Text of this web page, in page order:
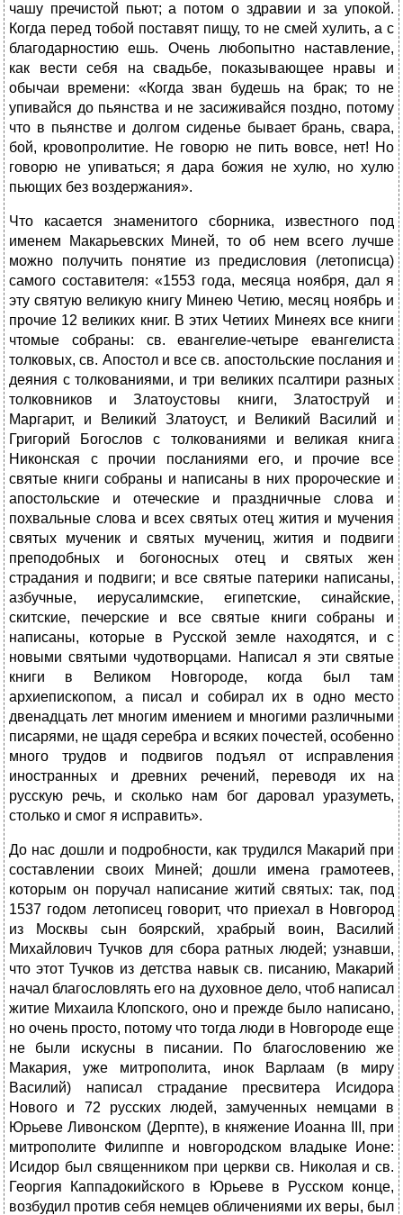
чашу пречистой пьют; а потом о здравии и за упокой.
Когда перед тобой поставят пищу, то не смей хулить, а с
благодарностию ешь. Очень любопытно наставление,
как вести себя на свадьбе, показывающее нравы и
обычаи времени: «Когда зван будешь на брак; то не
упивайся до пьянства и не засиживайся поздно, потому
что в пьянстве и долгом сиденье бывает брань, свара,
бой, кровопролитие. Не говорю не пить вовсе, нет! Но
говорю не упиваться; я дара божия не хулю, но хулю
пьющих без воздержания».
Что касается знаменитого сборника, известного под
именем Макарьевских Миней, то об нем всего лучше
можно получить понятие из предисловия (летописца)
самого составителя: «1553 года, месяца ноября, дал я
эту святую великую книгу Минею Четию, месяц ноябрь и
прочие 12 великих книг. В этих Четиих Минеях все книги
чтомые собраны: св. евангелие-четыре евангелиста
толковых, св. Апостол и все св. апостольские послания и
деяния с толкованиями, и три великих псалтири разных
толковников и Златоустовы книги, Златоструй и
Маргарит, и Великий Златоуст, и Великий Василий и
Григорий Богослов с толкованиями и великая книга
Никонская с прочии посланиями его, и прочие все
святые книги собраны и написаны в них пророческие и
апостольские и отеческие и праздничные слова и
похвальные слова и всех святых отец жития и мучения
святых мученик и святых мучениц, жития и подвиги
преподобных и богоносных отец и святых жен
страдания и подвиги; и все святые патерики написаны,
азбучные, иерусалимские, египетские, синайские,
скитские, печерские и все святые книги собраны и
написаны, которые в Русской земле находятся, и с
новыми святыми чудотворцами. Написал я эти святые
книги в Великом Новгороде, когда был там
архиепископом, а писал и собирал их в одно место
двенадцать лет многим имением и многими различными
писарями, не щадя серебра и всяких почестей, особенно
много трудов и подвигов подъял от исправления
иностранных и древних речений, переводя их на
русскую речь, и сколько нам бог даровал уразуметь,
столько и смог я исправить».
До нас дошли и подробности, как трудился Макарий при
составлении своих Миней; дошли имена грамотеев,
которым он поручал написание житий святых: так, под
1537 годом летописец говорит, что приехал в Новгород
из Москвы сын боярский, храбрый воин, Василий
Михайлович Тучков для сбора ратных людей; узнавши,
что этот Тучков из детства навык св. писанию, Макарий
начал благословлять его на духовное дело, чтоб написал
житие Михаила Клопского, оно и прежде было написано,
но очень просто, потому что тогда люди в Новгороде еще
не были искусны в писании. По благословению же
Макария, уже митрополита, инок Варлаам (в миру
Василий) написал страдание пресвитера Исидора
Нового и 72 русских людей, замученных немцами в
Юрьеве Ливонском (Дерпте), в княжение Иоанна III, при
митрополите Филиппе и новгородском владыке Ионе:
Исидор был священником при церкви св. Николая и св.
Георгия Каппадокийского в Юрьеве в Русском конце,
возбудил против себя немцев обличениями их веры, был